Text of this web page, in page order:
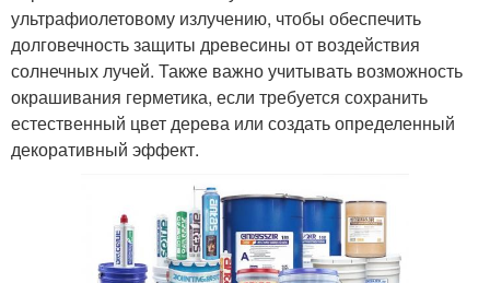
ультрафиолетовому излучению, чтобы обеспечить
долговечность защиты древесины от воздействия
солнечных лучей. Также важно учитывать возможность
окрашивания герметика, если требуется сохранить
естественный цвет дерева или создать определенный
декоративный эффект.